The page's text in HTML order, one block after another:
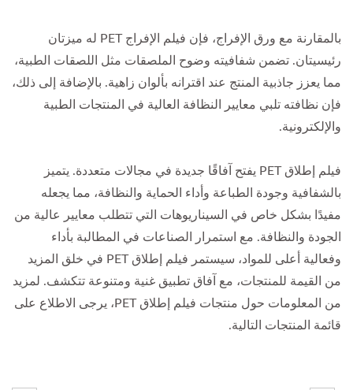
بالمقارنة مع ورق الإفراج، فإن فيلم الإفراج PET له ميزتان
رئيسيتان. تضمن شفافيته وضوح الملصقات مثل اللصقات الطبية،
مما يعزز جاذبية المنتج عند اقترانه بألوان زاهية. بالإضافة إلى ذلك،
فإن نظافته تلبي معايير النظافة العالية في المنتجات الطبية
والإلكترونية.
فيلم إطلاق PET يفتح آفاقًا جديدة في مجالات متعددة. يتميز
بالشفافية وجودة الطباعة وأداء الحماية والنظافة، مما يجعله
مفيدًا بشكل خاص في السيناريوهات التي تتطلب معايير عالية من
الجودة والنظافة. مع استمرار الصناعات في المطالبة بأداء
وفعالية أعلى للمواد، سيستمر فيلم إطلاق PET في خلق المزيد
من القيمة للمنتجات، مع آفاق تطبيق غنية ومتنوعة تتكشف. لمزيد
من المعلومات حول منتجات فيلم إطلاق PET، يرجى الاطلاع على
قائمة المنتجات التالية.